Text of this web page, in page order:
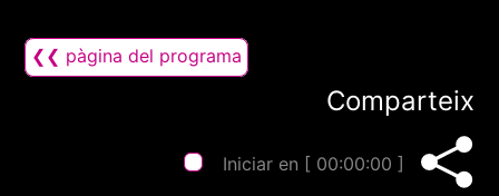
❮❮ pàgina del programa
Comparteix
Iniciar en [ 00:00:00 ]